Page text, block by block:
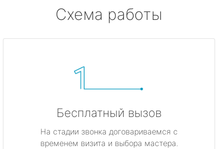
Схема работы
Бесплатный вызов
На стадии звонка договариваемся с
временем визита и выбора мастера.